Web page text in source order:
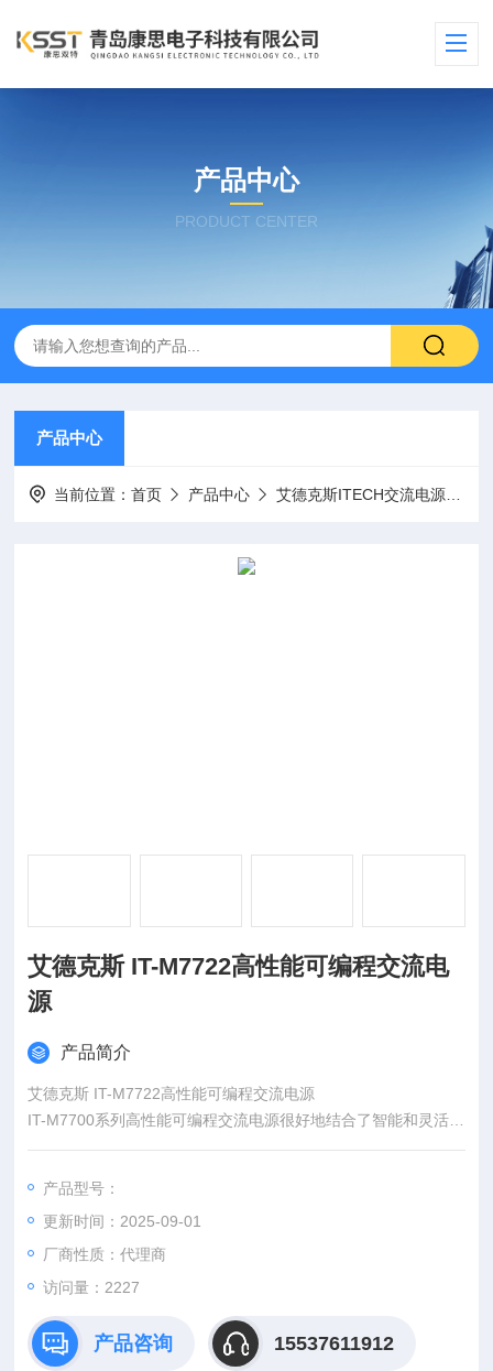
产品中心
PRODUCT CENTER
产品中心
当前位置：首页 产品中心 艾德克斯ITECH交流电源
艾德克斯 IT-M7722高性能可编程交流电
源
产品简介
艾德克斯 IT-M7722高性能可编程交流电源
IT-M7700系列高性能可编程交流电源很好地结合了智能和灵活两
大特点，改善了传统交流电源体积庞大的缺陷，将体积缩小到仅
可模拟各种任意波形输出。
产品型号：
更新时间：2025-09-01
厂商性质：代理商
访问量：2227
产品咨询 15537611912